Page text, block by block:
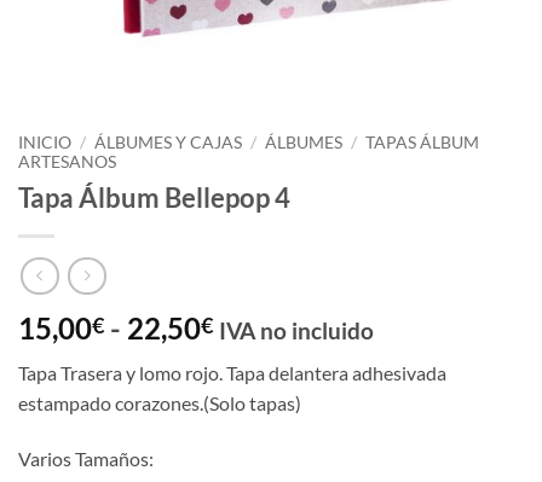
INICIO / ÁLBUMES Y CAJAS / ÁLBUMES / TAPAS ÁLBUM
ARTESANOS
Tapa Álbum Bellepop 4
15,00€ - 22,50€Rango
precios:
desde
IVA no incluido
Tapa Trasera y lomo rojo. Tapa delantera adhesivada
estampado corazones.(Solo tapas)
Varios Tamaños: